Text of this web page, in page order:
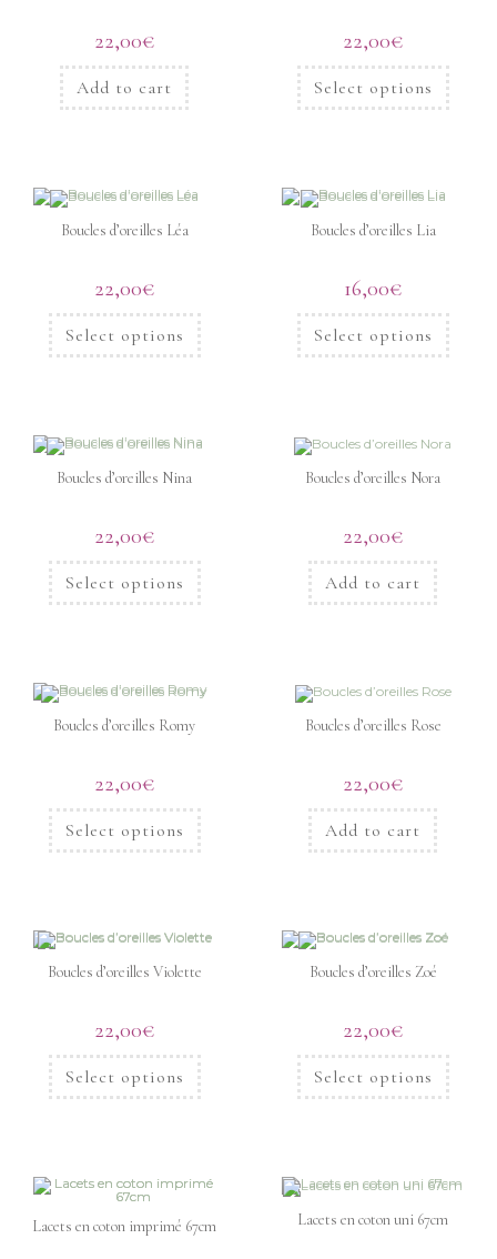
22,00€
Add to cart
22,00€
Select options
Boucles d’oreilles Léa
22,00€
Select options
Boucles d’oreilles Lia
16,00€
Select options
Boucles d’oreilles Nina
22,00€
Select options
Boucles d’oreilles Nora
22,00€
Add to cart
Boucles d’oreilles Romy
22,00€
Select options
Boucles d’oreilles Rose
22,00€
Add to cart
Boucles d’oreilles Violette
22,00€
Select options
Boucles d’oreilles Zoé
22,00€
Select options
Lacets en coton imprimé 67cm Lacets en coton uni 67cm